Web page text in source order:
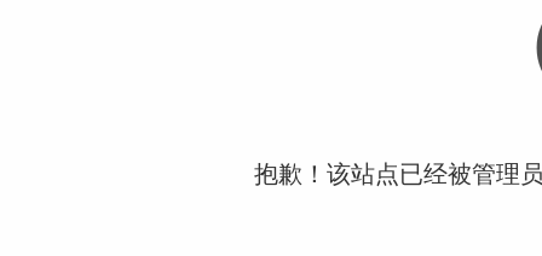
抱歉！该站点已经被管理